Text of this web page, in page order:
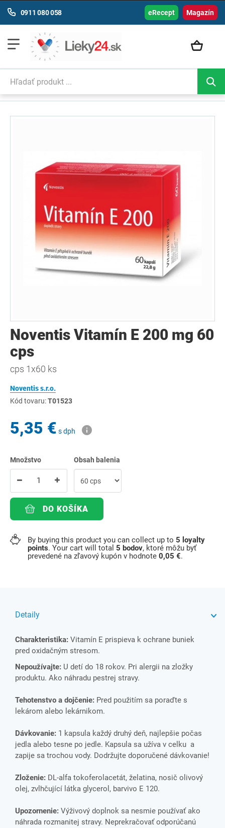
Magazín
0911 080 058 eRecept
Noventis Vitamín E 200 mg 60
cps
cps 1x60 ks
Noventis s.r.o.
Kód tovaru:T01523
5,35 € s dph
Množstvo Obsah balenia
DO KOŠÍKA
By buying this product you can collect up to 5 loyalty
points. Your cart will total 5 bodov, ktoré môžu byť
prevedené na zľavový kupón v hodnote 0,05 €.
Detaily
Charakteristika: Vitamín E prispieva k ochrane buniek
pred oxidačným stresom.
Nepoužívajte: U detí do 18 rokov. Pri alergii na zložky
produktu. Ako náhradu pestrej stravy.
Tehotenstvo a dojčenie: Pred použitím sa poraďte s
lekárom alebo lekárnikom.
Dávkovanie: 1 kapsula každý druhý deň, najlepšie počas
jedla alebo tesne po jedle. Kapsula sa užíva v celku a
zapije sa trochou vody. Dodržujte doporučené dávkovanie!
Zloženie: DL-alfa tokoferolacetát, želatina, nosič olivový
olej, zvlhčující látka glycerol, barvivo E 120.
Upozornenie: Výživový doplnok sa nesmie používať ako
náhrada rozmanitej stravy. Neprekračovať odporúčanú